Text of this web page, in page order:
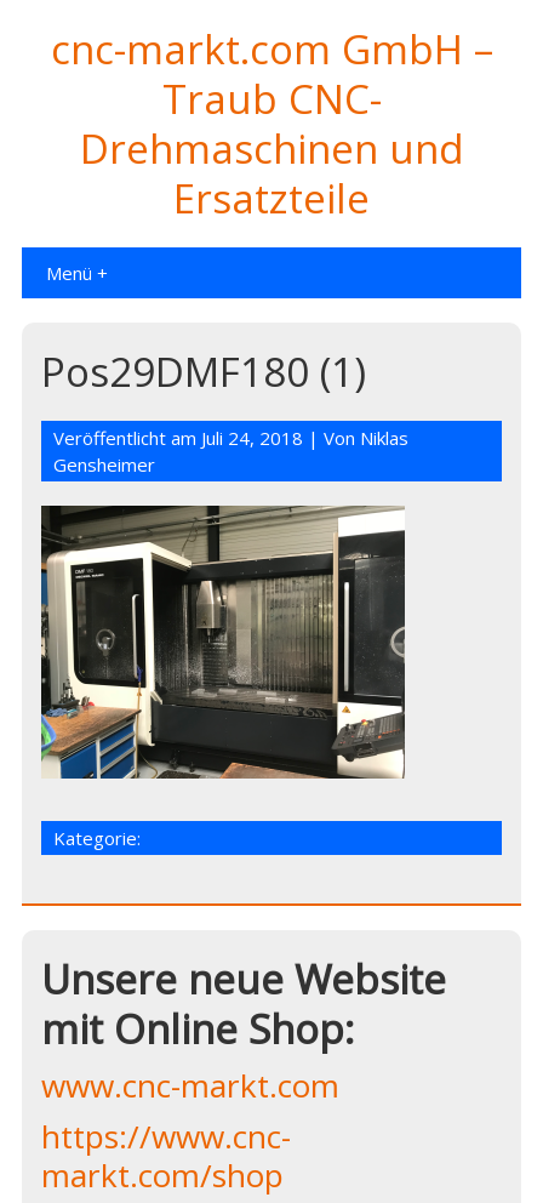
cnc-markt.com GmbH –
Traub CNC-
Drehmaschinen und
Ersatzteile
Menü +
Pos29DMF180 (1)
Veröffentlicht am Juli 24, 2018 | Von Niklas
Gensheimer
Kategorie:
Unsere neue Website
mit Online Shop:
www.cnc-markt.com
https://www.cnc-
markt.com/shop